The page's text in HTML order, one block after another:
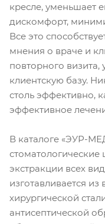
кресле, уменьшает
дискомфорт,
Все это
мнения о враче и
повторного визита,
клиентскую базу.
столь эффективно,
эффективное
В каталоге «ЭУР-
экстракции всех
изготавливается
хирургической
антисептической